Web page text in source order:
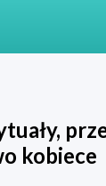
kobiece